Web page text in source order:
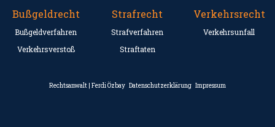
Bußgeldrecht
Bußgeldverfahren
Verkehrsverstoß
Strafrecht
Strafverfahren
Straftaten
Verkehrsrecht
Verkehrsunfall
Rechtsanwalt | Ferdi Özbay Datenschutzerklärung Impressum